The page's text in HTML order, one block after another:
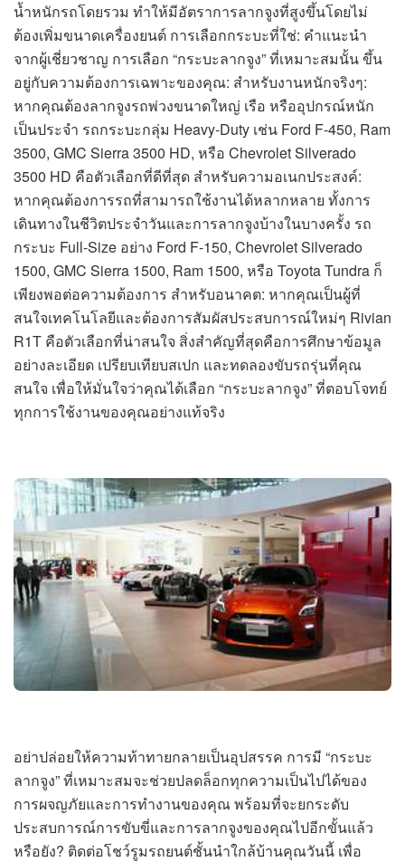
น้ำหนักรถโดยรวม ทำให้มีอัตราการลากจูงที่สูงขึ้นโดยไม่
ต้องเพิ่มขนาดเครื่องยนต์ การเลือกกระบะที่ใช่: คำแนะนำ
จากผู้เชี่ยวชาญ การเลือก “กระบะลากจูง” ที่เหมาะสมนั้น ขึ้น
อยู่กับความต้องการเฉพาะของคุณ: สำหรับงานหนักจริงๆ:
หากคุณต้องลากจูงรถพ่วงขนาดใหญ่ เรือ หรืออุปกรณ์หนัก
เป็นประจำ รถกระบะกลุ่ม Heavy-Duty เช่น Ford F-450, Ram
3500, GMC Sierra 3500 HD, หรือ Chevrolet Silverado
3500 HD คือตัวเลือกที่ดีที่สุด สำหรับความอเนกประสงค์:
หากคุณต้องการรถที่สามารถใช้งานได้หลากหลาย ทั้งการ
เดินทางในชีวิตประจำวันและการลากจูงบ้างในบางครั้ง รถ
กระบะ Full-Size อย่าง Ford F-150, Chevrolet Silverado
1500, GMC Sierra 1500, Ram 1500, หรือ Toyota Tundra ก็
เพียงพอต่อความต้องการ สำหรับอนาคต: หากคุณเป็นผู้ที่
สนใจเทคโนโลยีและต้องการสัมผัสประสบการณ์ใหม่ๆ Rivian
R1T คือตัวเลือกที่น่าสนใจ สิ่งสำคัญที่สุดคือการศึกษาข้อมูล
อย่างละเอียด เปรียบเทียบสเปก และทดลองขับรถรุ่นที่คุณ
สนใจ เพื่อให้มั่นใจว่าคุณได้เลือก “กระบะลากจูง” ที่ตอบโจทย์
ทุกการใช้งานของคุณอย่างแท้จริง
อย่าปล่อยให้ความท้าทายกลายเป็นอุปสรรค การมี “กระบะ
ลากจูง” ที่เหมาะสมจะช่วยปลดล็อกทุกความเป็นไปได้ของ
การผจญภัยและการทำงานของคุณ พร้อมที่จะยกระดับ
ประสบการณ์การขับขี่และการลากจูงของคุณไปอีกขั้นแล้ว
หรือยัง? ติดต่อโชว์รูมรถยนต์ชั้นนำใกล้บ้านคุณวันนี้ เพื่อ